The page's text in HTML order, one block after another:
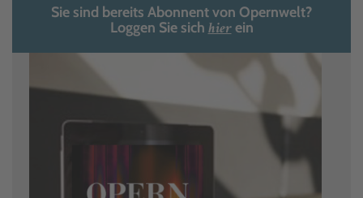
Sie sind bereits Abonnent von Opernwelt?
Loggen Sie sich hierein